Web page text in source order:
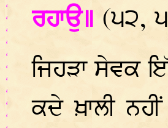
ਰਹਾਉ॥ (੫੨,
ਜਿਹੜਾ ਸੇਵਕ
ਕਦੇ ਖ਼ਾਲੀ